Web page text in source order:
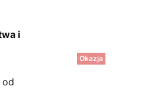
i
od
Okazja